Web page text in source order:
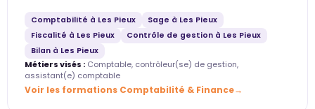
Comptabilité à Les Pieux
Sage à Les Pieux
Fiscalité à Les Pieux
Contrôle de gestion à Les Pieux
Bilan à Les Pieux
Métiers visés : Comptable, contrôleur(se) de gestion,
assistant(e) comptable
Voir les formations Comptabilité & Finance